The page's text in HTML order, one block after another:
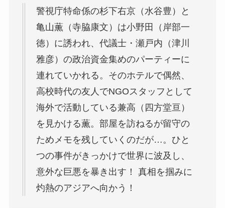
警視庁特命係の杉下右京（水谷豊）と
亀山薫（寺脇康文）は小野田（岸部一
徳）に誘われ、代議士・瀬戸内（津川
雅彦）の政治資金集めのパーティーに
連れていかれる。そのホテルで偶然、
高校時代の友人でNGOスタッフとして
海外で活動している兼高（四方堂亘）
を見かける薫。部屋を訪ねるが留守の
ためメモを残していくのだが…。ひと
つの事件がきっかけで世界に波及し、
意外な巨悪を暴き出す！ 真相を掴みに
灼熱のアジアへ向かう！